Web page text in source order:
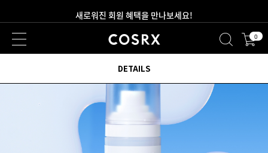
2만원 이상 무료 배송
새로워진 회원 혜택을 만나보세요! 0
DETAILS